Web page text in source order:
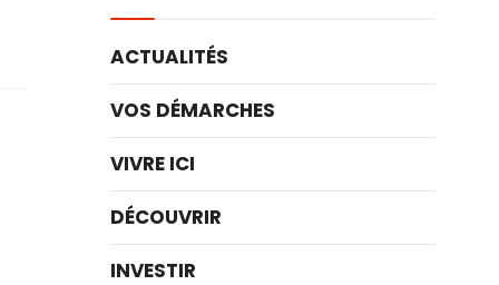
ACTUALITÉS
VOS DÉMARCHES
VIVRE ICI
DÉCOUVRIR
INVESTIR